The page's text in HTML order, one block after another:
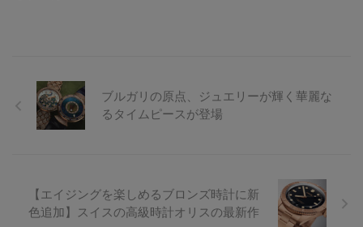
ブルガリの原点、ジュエリーが輝く華麗な
るタイムピースが登場
【エイジングを楽しめるブロンズ時計に新
色追加】スイスの高級時計オリスの最新作